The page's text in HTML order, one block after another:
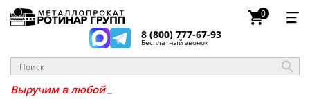
8 (800) 777-67-93
Бесплатный звонок
0
Выручим в _